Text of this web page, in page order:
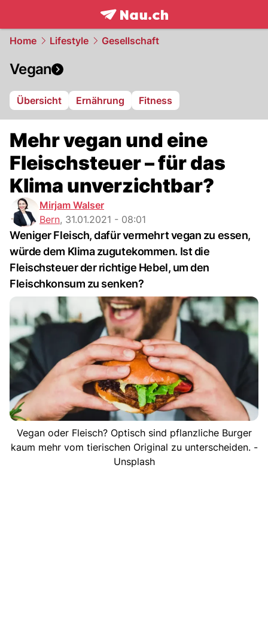
frontpage.NAU.ch
Home Lifestyle Gesellschaft
Vegan
Übersicht Ernährung Fitness
Mehr vegan und eine
Fleischsteuer – für das
Klima unverzichtbar?
Mirjam Walser
Bern, 31.01.2021 - 08:01
Weniger Fleisch, dafür vermehrt vegan zu essen,
würde dem Klima zugutekommen. Ist die
Fleischsteuer der richtige Hebel, um den
Fleischkonsum zu senken?
Vegan oder Fleisch? Optisch sind pflanzliche Burger
kaum mehr vom tierischen Original zu unterscheiden. -
Unsplash